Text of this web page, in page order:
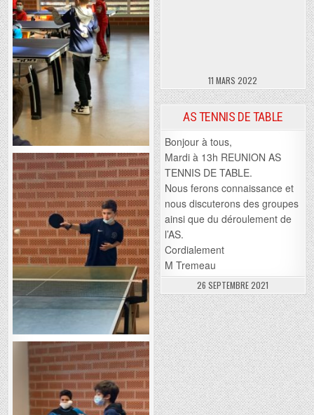
11 MARS 2022
AS TENNIS DE TABLE
Bonjour à tous,
Mardi à 13h REUNION AS
TENNIS DE TABLE.
Nous ferons connaissance et
nous discuterons des groupes
ainsi que du déroulement de
l’AS.
Cordialement
M Tremeau
26 SEPTEMBRE 2021